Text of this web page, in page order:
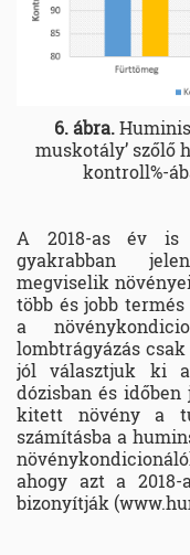
6. ábra.
muskotály’ szőlő
kontroll%-
A 2018-as év is
gyakrabban
megviselik
több és jobb
a
lombtrágyázás
jól választjuk ki
dózisban és
kitett növény a
számításba a
ahogy azt a
bizonyítják